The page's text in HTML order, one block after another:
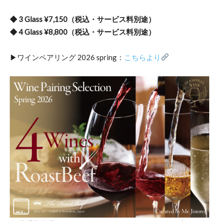
◆ 3 Glass ¥7,150（税込・サービス料別途）
◆ 4 Glass ¥8,800（税込・サービス料別途）
▶︎ワインペアリング 2026 spring： こちらより